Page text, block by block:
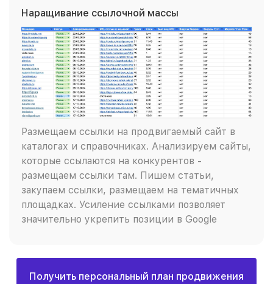
Наращивание ссылочной массы
Размещаем ссылки на продвигаемый сайт в
каталогах и справочниках. Анализируем сайты,
которые ссылаются на конкурентов -
размещаем ссылки там. Пишем статьи,
закупаем ссылки, размещаем на тематичных
площадках. Усиление ссылками позволяет
значительно укрепить позиции в Google
Получить персональный план продвижения